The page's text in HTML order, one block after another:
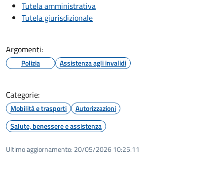
Tutela amministrativa
Tutela giurisdizionale
Argomenti:
Polizia Assistenza agli invalidi
Categorie:
Mobilità e trasporti
Autorizzazioni
Salute, benessere e assistenza
Ultimo aggiornamento: 20/05/2026 10:25.11